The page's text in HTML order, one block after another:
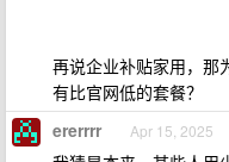
再说企业补贴家用，那
有比官网低的套餐？
ererrrr Apr 15, 2025